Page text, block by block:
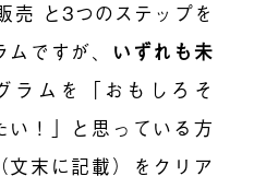
と3つのステップを
ですが、 いずれも未
ラムを「おもしろそ
い！」と思っている方
文末に記載）をクリア